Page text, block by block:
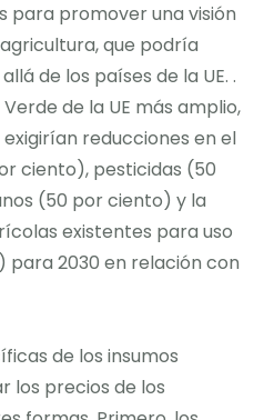
para promover una visión
que podría
de los países de la UE. .
de la UE más amplio,
reducciones en el
ciento), pesticidas (50
(50 por ciento) y la
existentes para uso
2030 en relación con
de los insumos
los precios de los